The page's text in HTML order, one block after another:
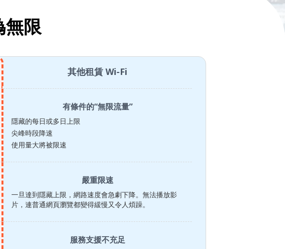
無限
其他租賃 Wi-Fi
有條件的“無限流量”
隱藏的每日或多日上限
尖峰時段降速
使用量大將被限速
嚴重限速
一旦達到隱藏上限，網路速度會急劇下降。無法播放影
片，連普通網頁瀏覽都變得緩慢又令人煩躁。
服務支援不充足